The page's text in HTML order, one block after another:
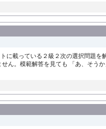
に載っている２級２次の選択問題
ん。模範解答を見ても 「あ、そ